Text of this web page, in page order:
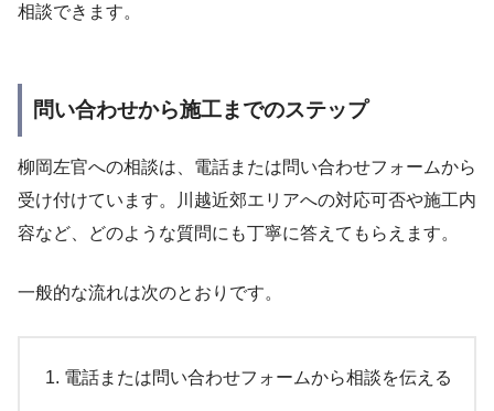
相談できます。
問い合わせから施工までのステップ
柳岡左官への相談は、電話または問い合わせフォームから
受け付けています。川越近郊エリアへの対応可否や施工内
容など、どのような質問にも丁寧に答えてもらえます。
一般的な流れは次のとおりです。
電話または問い合わせフォームから相談を伝える